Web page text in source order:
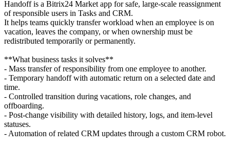
Handoff is a Bitrix24 Market app for safe, large-scale reassignment
of responsible users in Tasks and CRM.
It helps teams quickly transfer workload when an employee is on
vacation, leaves the company, or when ownership must be
redistributed temporarily or permanently.
**What business tasks it solves**
- Mass transfer of responsibility from one employee to another.
- Temporary handoff with automatic return on a selected date and
time.
- Controlled transition during vacations, role changes, and
offboarding.
- Post-change visibility with detailed history, logs, and item-level
statuses.
- Automation of related CRM updates through a custom CRM robot.